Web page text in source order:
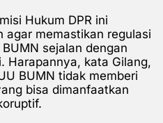
Hukum DPR ini
agar memastikan regulasi
sejalan dengan
Harapannya, kata Gilang,
BUMN tidak memberi
bisa dimanfaatkan